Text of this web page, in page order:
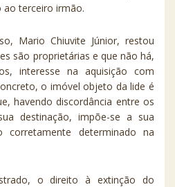
ao terceiro irmão.
Mario Chiuvite Júnior, restou
são proprietárias e que não há,
interesse na aquisição com
o imóvel objeto da lide é
havendo discordância entre os
destinação, impõe-se a sua
corretamente determinado na
o direito à extinção do